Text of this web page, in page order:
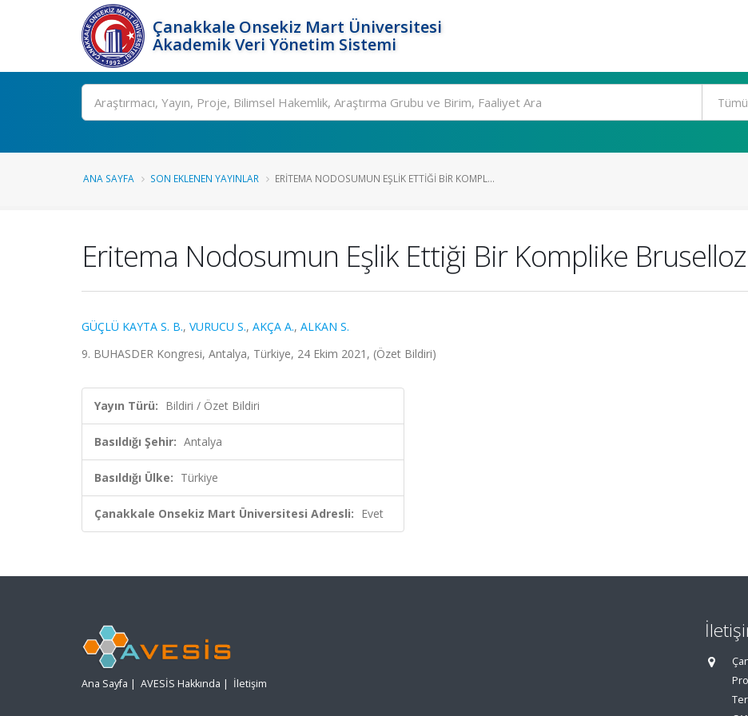
Çanakkale Onsekiz Mart Üniversitesi
Akademik Veri Yönetim Sistemi
Ara
ANA SAYFA SON EKLENEN YAYINLAR ERITEMA NODOSUMUN EŞLIK ETTIĞI BIR KOMPL...
Eritema Nodosumun Eşlik Ettiği Bir Komplike
GÜÇLÜ KAYTA S. B., VURUCU S., AKÇA A., ALKAN S.
9. BUHASDER Kongresi, Antalya, Türkiye, 24 Ekim 2021, (Özet Bildiri)
Yayın Türü: Bildiri / Özet Bildiri
Basıldığı Şehir: Antalya
Basıldığı Ülke: Türkiye
Çanakkale Onsekiz Mart Üniversitesi Adresli: Evet
Ana Sayfa | AVESİS Hakkında | İletişim